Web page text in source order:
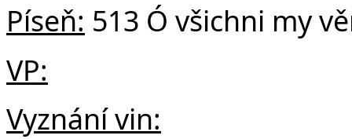
Píseň: 513 Ó všichni my
VP:
Vyznání vin: